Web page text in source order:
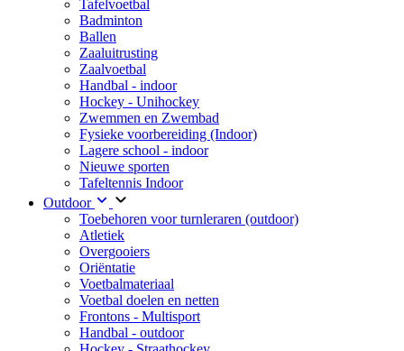
Tafelvoetbal
Badminton
Ballen
Zaaluitrusting
Zaalvoetbal
Handbal - indoor
Hockey - Unihockey
Zwemmen en Zwembad
Fysieke voorbereiding (Indoor)
Lagere school - indoor
Nieuwe sporten
Tafeltennis Indoor
Outdoor
Toebehoren voor turnleraren (outdoor)
Atletiek
Overgooiers
Oriëntatie
Voetbalmateriaal
Voetbal doelen en netten
Frontons - Multisport
Handbal - outdoor